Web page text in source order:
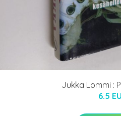
Jukka Lommi :
6.5